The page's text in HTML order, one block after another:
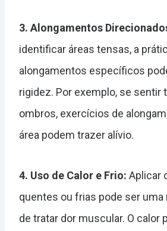
3. Alongamentos
identificar áreas tensas, a
alongamentos específicos
rigidez. Por exemplo, se sentir
ombros, exercícios de
área podem trazer alívio.
4. Uso de Calor e Frio: Aplicar
quentes ou frias pode ser uma
de tratar dor muscular. O calor